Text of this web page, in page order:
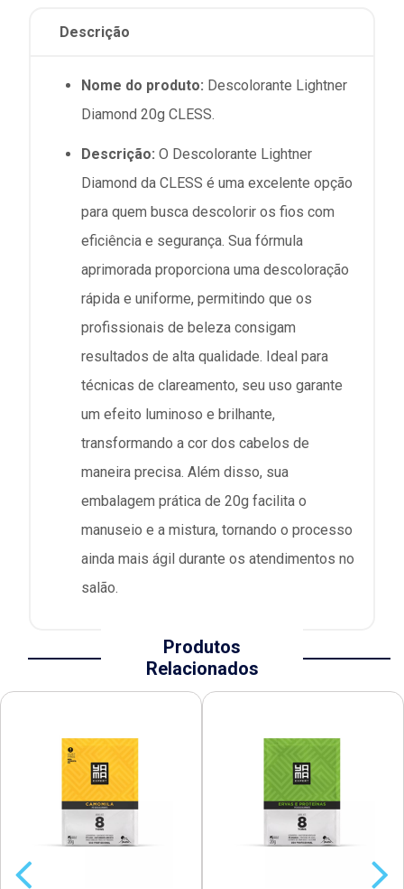
Descrição
Nome do produto: Descolorante Lightner
Diamond 20g CLESS.
Descrição: O Descolorante Lightner
Diamond da CLESS é uma excelente opção
para quem busca descolorir os fios com
eficiência e segurança. Sua fórmula
aprimorada proporciona uma descoloração
rápida e uniforme, permitindo que os
profissionais de beleza consigam
resultados de alta qualidade. Ideal para
técnicas de clareamento, seu uso garante
um efeito luminoso e brilhante,
transformando a cor dos cabelos de
maneira precisa. Além disso, sua
embalagem prática de 20g facilita o
manuseio e a mistura, tornando o processo
ainda mais ágil durante os atendimentos no
salão.
Produtos
Relacionados